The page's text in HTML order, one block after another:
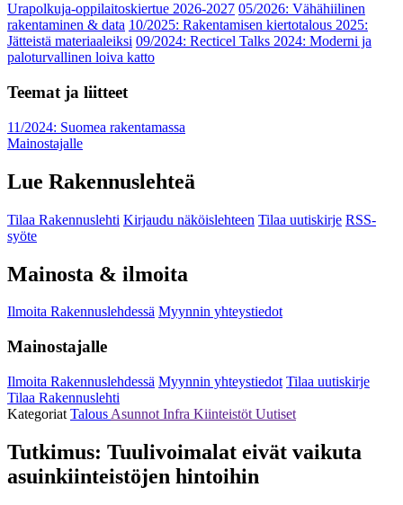
Urapolkuja-oppilaitoskiertue 2026-2027 05/2026: Vähähiilinen
rakentaminen & data 10/2025: Rakentamisen kiertotalous 2025:
Jätteistä materiaaleiksi 09/2024: Recticel Talks 2024: Moderni ja
paloturvallinen loiva katto
Teemat ja liitteet
11/2024: Suomea rakentamassa
Mainostajalle
Lue Rakennuslehteä
Tilaa Rakennuslehti Kirjaudu näköislehteen Tilaa uutiskirje RSS-
syöte
Mainosta & ilmoita
Ilmoita Rakennuslehdessä Myynnin yhteystiedot
Mainostajalle
Ilmoita Rakennuslehdessä Myynnin yhteystiedot Tilaa uutiskirje
Tilaa Rakennuslehti
Kategoriat Talous Asunnot Infra Kiinteistöt Uutiset
Tutkimus: Tuulivoimalat eivät vaikuta
asuinkiinteistöjen hintoihin